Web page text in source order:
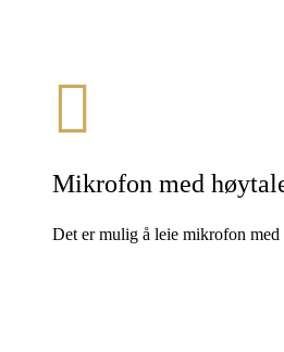
Mikrofon med
Det er mulig å leie mikrofon